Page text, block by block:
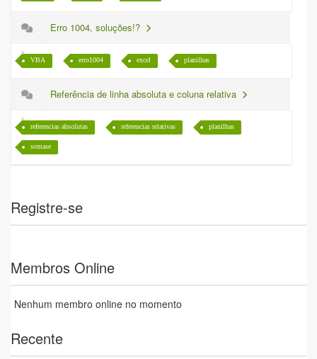
Erro 1004, soluções!?
VBA erro1004 excel planilhas
Referência de linha absoluta e coluna relativa
referencias absolutas referencias relativas planilhas
somase
Registre-se
Membros Online
Nenhum membro online no momento
Recente